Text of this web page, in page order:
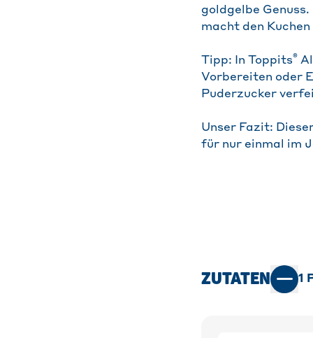
goldgelbe
macht den
Tipp: In Toppits®
Vorbereiten oder
Puderzucker
Unser Fazit:
für nur einmal im
ZUTATEN 1